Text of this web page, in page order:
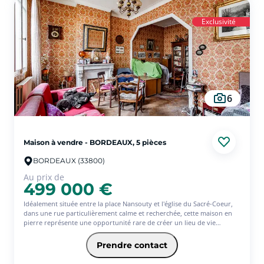
parquet massif et belle luminosité.
De nombreux travaux ont été réalisés ces dernières années : toiture
refaite, isolation par les combles, chaudière remplacée, cuisine et salle
d'eau rénovées.
Un bien clé en main, idéal pour un premier achat ou un pied-à-terre
bordelais dans un secteur recherché.
(6.00 % d'honoraires TTC à la charge de l'acquéreur.)
Exclusivité
6
Maison à vendre - BORDEAUX, 5 pièces
BORDEAUX (33800)
Au prix de
499 000 €
Idéalement située entre la place Nansouty et l'église du Sacré-Coeur,
dans une rue particulièrement calme et recherchée, cette maison en
pierre représente une opportunité rare de créer un lieu de vie
entièrement à votre image.
Entièrement à rénover, elle développe environ 137 m² habitable et
offre un potentiel exceptionnel pour concrétiser un projet familial sur
mesure. L'aménagement envisagé comprend actuellement quatre
Prendre contact